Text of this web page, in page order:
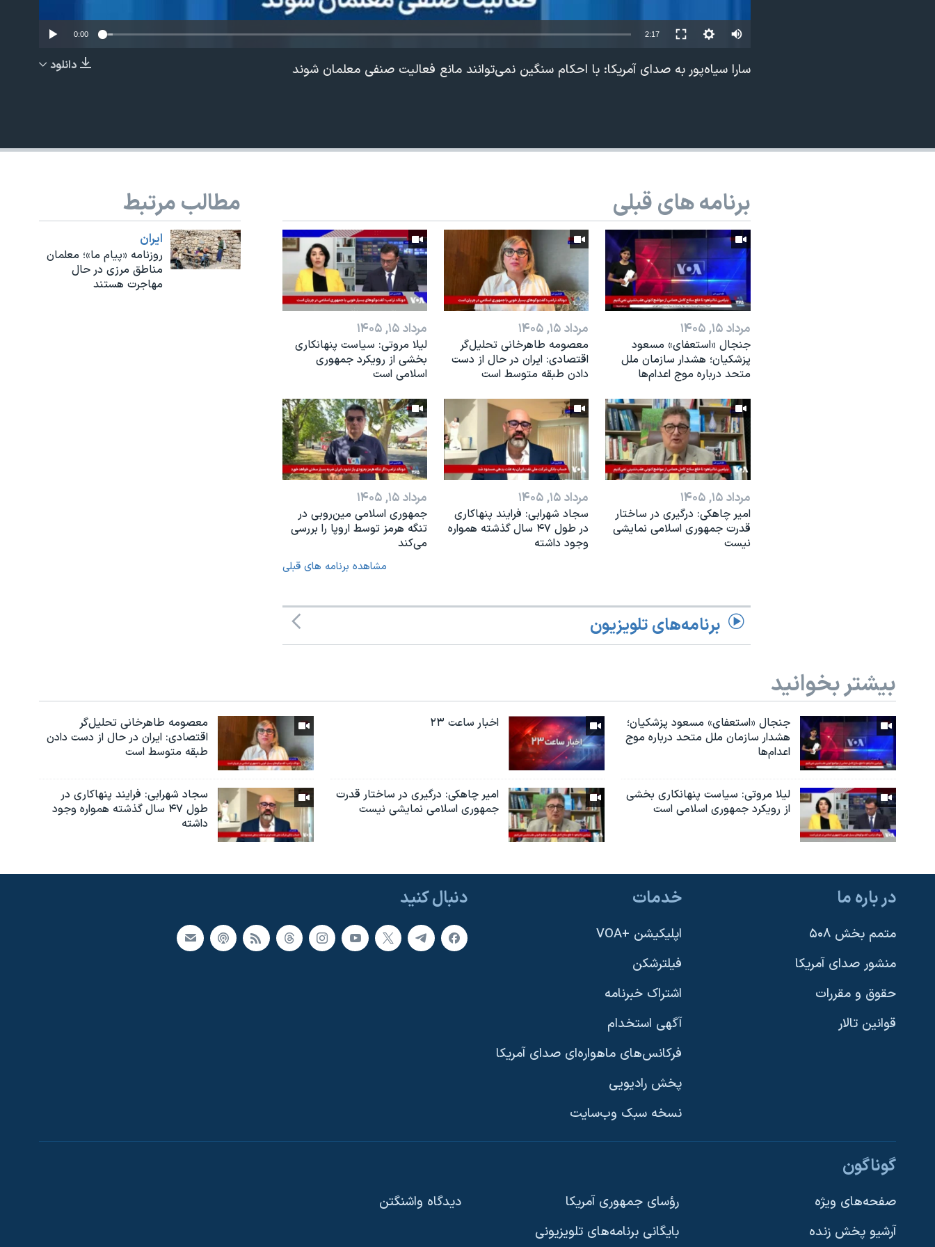
دنبال کنید
زبانهای مختلف
EMBED
0:00 2:17
دانلود سارا سیاه‌پور به صدای آمریکا: با احکام سنگین نمی‌توانند مانع فعالیت صنفی معلمان شوند
مطالب مرتبط
ايران
روزنامه «پیام ما»؛ معلمان
مناطق مرزی در حال
مهاجرت هستند
برنامه های قبلی
مرداد ۱۵, ۱۴۰۵
جنجال «استعفای» مسعود
پزشکیان؛ هشدار سازمان ملل
متحد درباره موج اعدام‌ها
مرداد ۱۵, ۱۴۰۵
معصومه طاهرخانی تحلیل‌گر
اقتصادی: ایران در حال از دست
دادن طبقه متوسط است
مرداد ۱۵, ۱۴۰۵
لیلا مروتی: سیاست پنهانکاری
بخشی از رویکرد جمهوری
اسلامی است
مرداد ۱۵, ۱۴۰۵
امیر چاهکی: درگیری در ساختار
قدرت جمهوری اسلامی نمایشی
نیست
مرداد ۱۵, ۱۴۰۵
سجاد شهرابی: فرایند پنهاکاری
در طول ۴۷ سال گذشته همواره
وجود داشته
مرداد ۱۵, ۱۴۰۵
جمهوری اسلامی مین‌روبی در
تنگه هرمز توسط اروپا را بررسی
می‌کند
مشاهده برنامه های قبلی
برنامه‌های تلویزیون
بیشتر بخوانید
جنجال «استعفای» مسعود پزشکیان؛
هشدار سازمان ملل متحد درباره موج
اعدام‌ها
اخبار ساعت ۲۳
معصومه طاهرخانی تحلیل‌گر
اقتصادی: ایران در حال از دست دادن
طبقه متوسط است
لیلا مروتی: سیاست پنهانکاری بخشی
از رویکرد جمهوری اسلامی است
امیر چاهکی: درگیری در ساختار قدرت
جمهوری اسلامی نمایشی نیست
سجاد شهرابی: فرایند پنهاکاری در
طول ۴۷ سال گذشته همواره وجود
داشته
دنبال کنید در باره ما
متمم بخش ۵۰۸
منشور صدای آمریکا
حقوق و مقررات
قوانین تالار
خدمات
اپلیکیشن +VOA
فیلترشکن
اشتراک خبرنامه
آگهی استخدام
فرکانس‌های ماهواره‌ای صدای آمریکا
پخش رادیویی
نسخه سبک وب‌سایت
گوناگون
صفحه‌های ویژه
آرشیو پخش زنده
رؤسای جمهوری آمریکا
بایگانی برنامه‌های تلویزیونی
دیدگاه‌ واشنگتن